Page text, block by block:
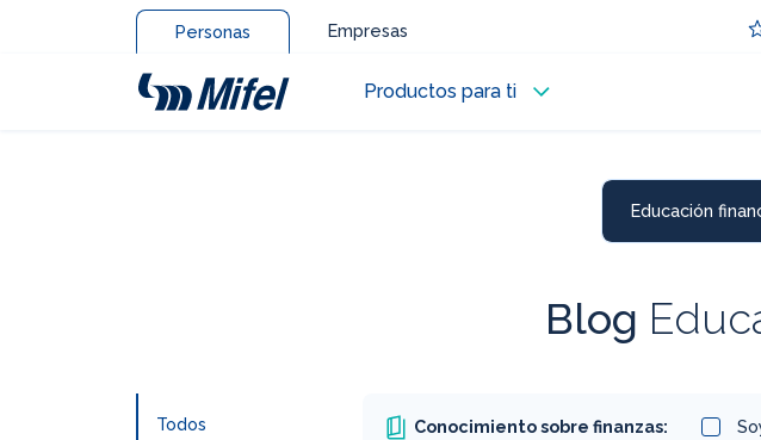
Personas Empresas
Productos para ti
Educación
Blog
Todos Conocimiento sobre finanzas: